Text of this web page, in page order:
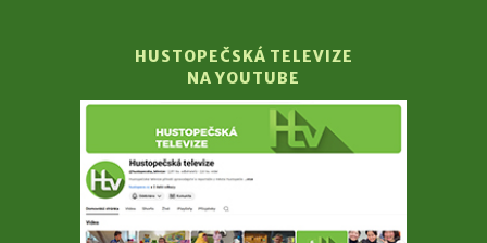
HUSTOPEČSKÁ TELEVIZE
NA YOUTUBE